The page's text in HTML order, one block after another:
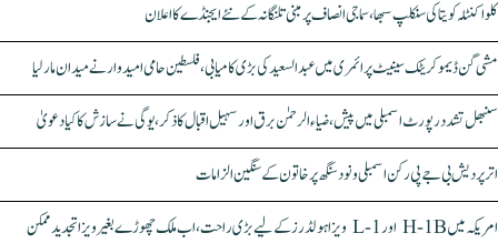
کلواکنٹلہ کویتا کی سنکلپ سبھا، سماجی انصاف پر مبنی تلنگانہ کے نئے ایجنڈے کا اعلان
مشی گن ڈیموکریٹک سینیٹ پرائمری میں عبدالسعید کی بڑی کامیابی، فلسطین حامی امیدوار نے میدان مار لیا
سنبھل تشدد رپورٹ اسمبلی میں پیش، ضیاء الرحمٰن برق اور سہیل اقبال کا ذکر، یوگی نے سازش کا کیا دعویٰ
اتر پردیش بی جے پی رکن اسمبلی ونود سنگھ پر خاتون کے سنگین الزامات
امریکہ میں H-1B اور L-1 ویزا ہولڈرز کے لیے بڑی راحت، اب ملک چھوڑے بغیر ویزا تجدید ممکن